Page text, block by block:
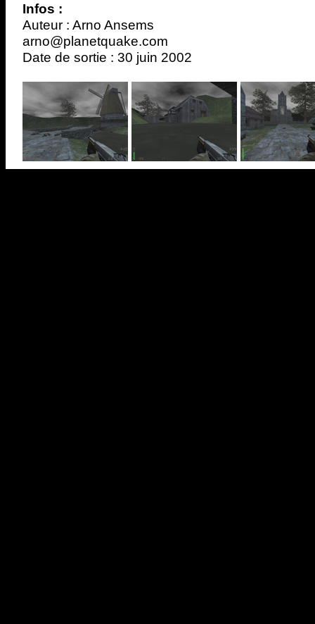
Infos :
Auteur : Arno Ansems
arno@planetquake.com
Date de sortie : 30 juin 2002